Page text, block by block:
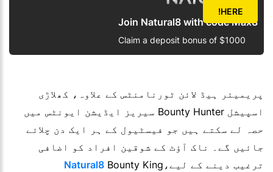
Join Natural8 with code Max8
Claim a deposit bonus of $1000
HERE!
پریمیئر ہیڈ لائن ٹورنامنٹس کے علاوہ، کھلاڑی
اسپیشل Bounty Hunter سیریز ایڈیشن ایونٹس میں
حصہ لے سکتے ہیں جو فیسٹیول کے ہر ایک دن چلائے
جائیں گے۔ ناک آؤٹ کے شوقین افراد کو اضافی
ترغیب دینے کے لیے،
Natural8 Bounty King